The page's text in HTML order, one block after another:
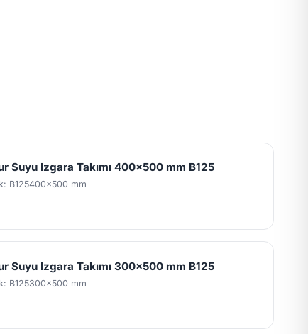
Suyu Izgara Takımı 400x500 mm B125
B125400x500 mm
Suyu Izgara Takımı 300x500 mm B125
B125300x500 mm